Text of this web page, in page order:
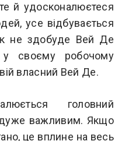
й удосконалюєтеся
усе відбувається
не здобуде Вей Де
своєму робочому
власний Вей Де.
головний
дуже важливим. Якщо
це вплине на весь